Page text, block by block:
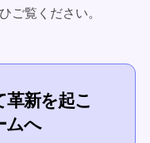
ご覧ください。
新を起こ
ムへ